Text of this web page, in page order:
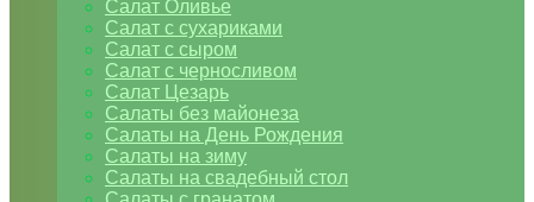
Салат Оливье
Салат с сухариками
Салат с сыром
Салат с черносливом
Салат Цезарь
Салаты без майонеза
Салаты на День Рождения
Салаты на зиму
Салаты на свадебный стол